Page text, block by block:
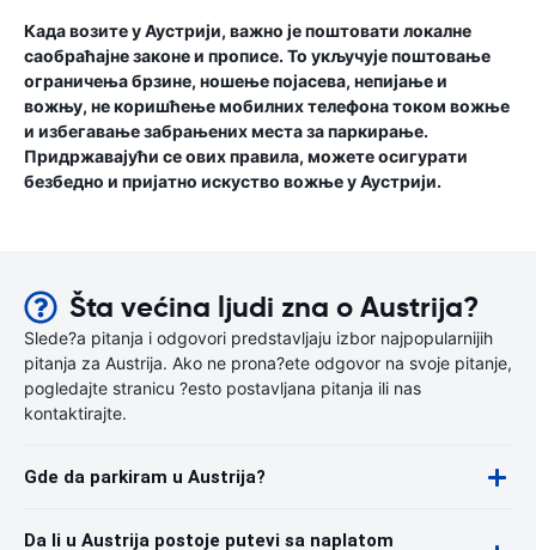
Када возите у Аустрији, важно је поштовати локалне
саобраћајне законе и прописе. То укључује поштовање
ограничења брзине, ношење појасева, непијање и
вожњу, не коришћење мобилних телефона током вожње
и избегавање забрањених места за паркирање.
Придржавајући се ових правила, можете осигурати
безбедно и пријатно искуство вожње у Аустрији.
Šta većina ljudi zna o Austrija?
Slede?a pitanja i odgovori predstavljaju izbor najpopularnijih
pitanja za Austrija. Ako ne prona?ete odgovor na svoje pitanje,
pogledajte stranicu ?esto postavljana pitanja ili nas
kontaktirajte.
Gde da parkiram u Austrija?
Da li u Austrija postoje putevi sa naplatom